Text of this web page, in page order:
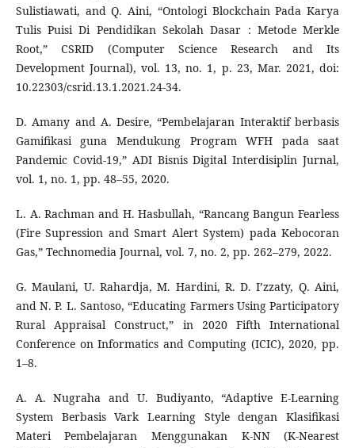
Sulistiawati, and Q. Aini, “Ontologi Blockchain Pada Karya
Tulis Puisi Di Pendidikan Sekolah Dasar : Metode Merkle
Root,” CSRID (Computer Science Research and Its
Development Journal), vol. 13, no. 1, p. 23, Mar. 2021, doi:
10.22303/csrid.13.1.2021.24-34.
D. Amany and A. Desire, “Pembelajaran Interaktif berbasis
Gamifikasi guna Mendukung Program WFH pada saat
Pandemic Covid-19,” ADI Bisnis Digital Interdisiplin Jurnal,
vol. 1, no. 1, pp. 48–55, 2020.
L. A. Rachman and H. Hasbullah, “Rancang Bangun Fearless
(Fire Supression and Smart Alert System) pada Kebocoran
Gas,” Technomedia Journal, vol. 7, no. 2, pp. 262–279, 2022.
G. Maulani, U. Rahardja, M. Hardini, R. D. I’zzaty, Q. Aini,
and N. P. L. Santoso, “Educating Farmers Using Participatory
Rural Appraisal Construct,” in 2020 Fifth International
Conference on Informatics and Computing (ICIC), 2020, pp.
1–8.
A. A. Nugraha and U. Budiyanto, “Adaptive E-Learning
System Berbasis Vark Learning Style dengan Klasifikasi
Materi Pembelajaran Menggunakan K-NN (K-Nearest